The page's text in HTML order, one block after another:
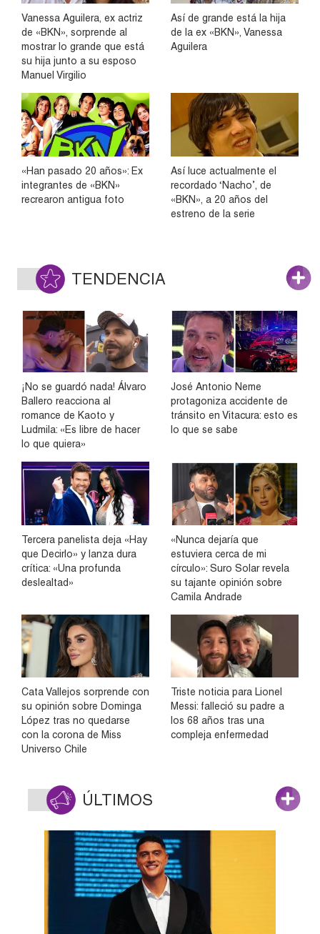
Vanessa Aguilera, ex actriz
de «BKN», sorprende al
mostrar lo grande que está
su hija junto a su esposo
Manuel Virgilio
Así de grande está la hija
de la ex «BKN», Vanessa
Aguilera
«Han pasado 20 años»: Ex
integrantes de «BKN»
recrearon antigua foto
Así luce actualmente el
recordado ‘Nacho’, de
«BKN», a 20 años del
estreno de la serie
TENDENCIA
¡No se guardó nada! Álvaro
Ballero reacciona al
romance de Kaoto y
Ludmila: «Es libre de hacer
lo que quiera»
José Antonio Neme
protagoniza accidente de
tránsito en Vitacura: esto es
lo que se sabe
Tercera panelista deja «Hay
que Decirlo» y lanza dura
crítica: «Una profunda
deslealtad»
«Nunca dejaría que
estuviera cerca de mi
círculo»: Suro Solar revela
su tajante opinión sobre
Camila Andrade
Cata Vallejos sorprende con
su opinión sobre Dominga
López tras no quedarse
con la corona de Miss
Universo Chile
Triste noticia para Lionel
Messi: falleció su padre a
los 68 años tras una
compleja enfermedad
ÚLTIMOS